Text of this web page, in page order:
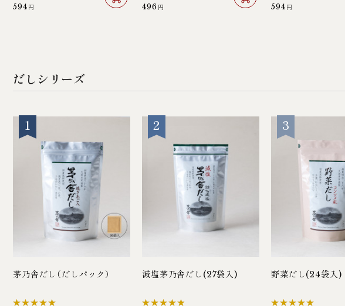
594 円 496 円 594 円
だしシリーズ
茅乃舎だし（だしパック） 減塩茅乃舎だし(27袋入) 野菜だし(24袋入)